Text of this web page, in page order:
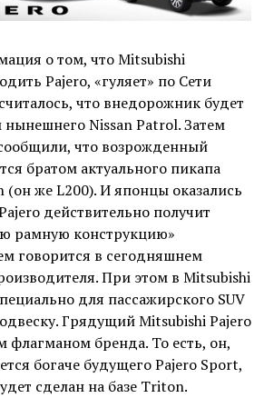
о том, что Mitsubishi
Pajero, «гуляет» по Сети
что внедорожник будет
Nissan Patrol. Затем
что возрожденный
братом актуального пикапа
же L200). И японцы оказались
действительно получит
рамную конструкцию»
говорится в сегодняшнем
При этом в Mitsubishi
для пассажирского SUV
Грядущий Mitsubishi Pajero
флагманом бренда. То есть, он,
богаче будущего Pajero Sport,
сделан на базе Triton.